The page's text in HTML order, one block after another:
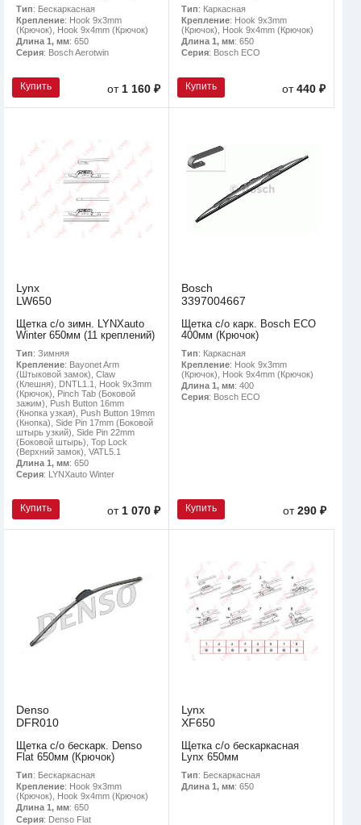
Тип: Бескаркасная
Крепление: Hook 9x3mm
(Крючок), Hook 9x4mm (Крючок)
Длина 1, мм: 650
Серия: Bosch Aerotwin
Купить от 1 160 ₽
Тип: Каркасная
Крепление: Hook 9x3mm
(Крючок), Hook 9x4mm (Крючок)
Длина 1, мм: 650
Серия: Bosch ECO
Купить от440 ₽
Lynx
LW650
Щетка с/о зимн. LYNXauto
Winter 650мм (11 креплений)
Тип: Зимняя
Крепление: Bayonet Arm
(Штыковой замок), Claw
(Клешня), DNTL1.1, Hook 9x3mm
(Крючок), Pinch Tab (Боковой
зажим), Push Button 16mm
(Кнопка узкая), Push Button 19mm
(Кнопка), Side Pin 17mm (Боковой
штырь узкий), Side Pin 22mm
(Боковой штырь), Top Lock
(Верхний замок), VATL5.1
Длина 1, мм: 650
Серия: LYNXauto Winter
Купить от 1 070 ₽
Bosch
3397004667
Щетка с/о карк. Bosch ECO
400мм (Крючок)
Тип: Каркасная
Крепление: Hook 9x3mm
(Крючок), Hook 9x4mm (Крючок)
Длина 1, мм: 400
Серия: Bosch ECO
Купить от290 ₽
Denso
DFR010
Щетка с/о бескарк. Denso
Flat 650мм (Крючок)
Тип: Бескаркасная
Крепление: Hook 9x3mm
(Крючок), Hook 9x4mm (Крючок)
Длина 1, мм: 650
Серия: Denso Flat
Lynx
XF650
Щетка с/о бескаркасная
Lynx 650мм
Тип: Бескаркасная
Длина 1, мм: 650